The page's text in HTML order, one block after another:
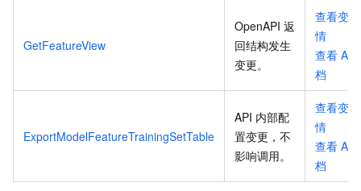
GetFeatureView
OpenAPI 返
回结构发生
变更。
查看变
情
查看 API
档
ExportModelFeatureTrainingSetTable
API 内部配
置变更，不
影响调用。
查看变
情
查看 API
档